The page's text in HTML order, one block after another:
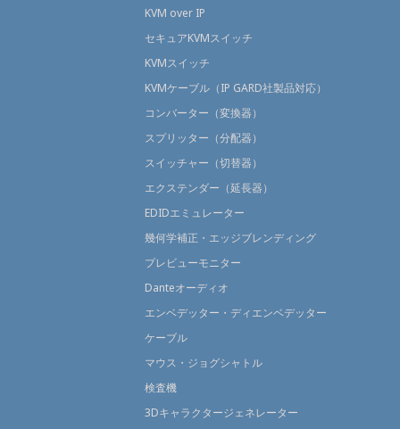
KVM over IP
セキュアKVMスイッチ
KVMスイッチ
KVMケーブル（IP GARD社製品対応）
コンバーター（変換器）
スプリッター（分配器）
スイッチャー（切替器）
エクステンダー（延長器）
EDIDエミュレーター
幾何学補正・エッジブレンディング
プレビューモニター
Danteオーディオ
エンベデッター・ディエンベデッター
ケーブル
マウス・ジョグシャトル
検査機
3Dキャラクタージェネレーター